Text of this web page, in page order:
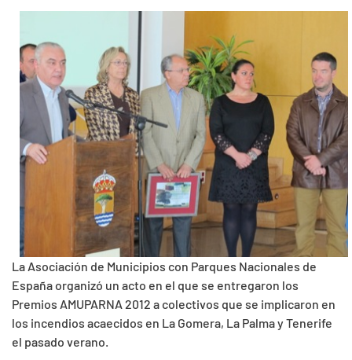
La Asociación de Municipios con Parques Nacionales de
España organizó un acto en el que se entregaron los
Premios AMUPARNA 2012 a colectivos que se implicaron en
los incendios acaecidos en La Gomera, La Palma y Tenerife
el pasado verano.